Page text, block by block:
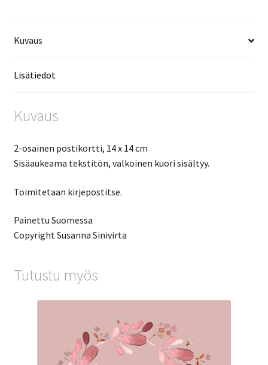
Kuvaus
Lisätiedot
Kuvaus
2-osainen postikortti, 14 x 14 cm
Sisäaukeama tekstitön, valkoinen kuori sisältyy.
Toimitetaan kirjepostitse.
Painettu Suomessa
Copyright Susanna Sinivirta
Tutustu myös